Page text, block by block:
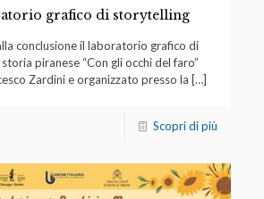
grafico di storytelling
conclusione il laboratorio grafico di
piranese “Con gli occhi del faro”
Zardini e organizzato presso la […]
Scopri di più